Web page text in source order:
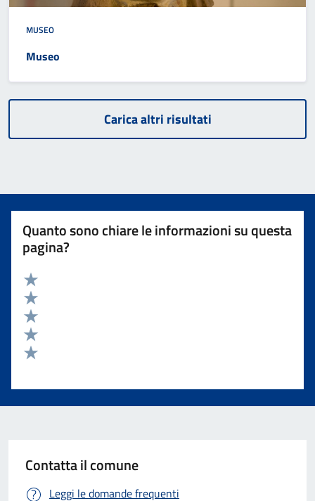
MUSEO
Museo
Carica altri risultati
Quanto sono chiare le informazioni su questa
pagina?
Valuta 5 stelle su 5
Valuta 4 stelle su 5
Valuta 3 stelle su 5
Valuta 2 stelle su 5
Contatta il comune
Leggi le domande frequenti